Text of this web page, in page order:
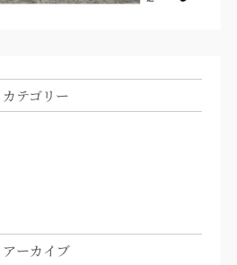
カテゴリー
アーカイブ